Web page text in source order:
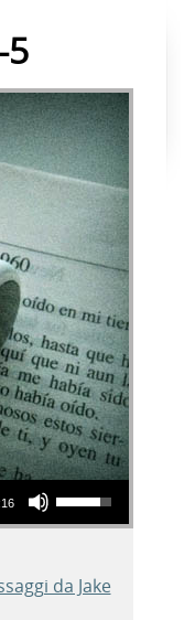
5
Usa i tasti freccia su/giù per aumentare o diminuire il volume.
da Jake